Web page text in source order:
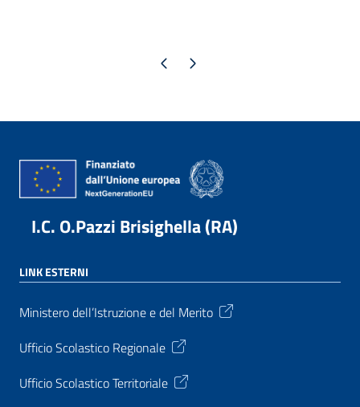
Pagina precedente
Pagina successiva
I.C. O.Pazzi Brisighella (RA)
LINK ESTERNI
Ministero dell’Istruzione e del Merito
Ufficio Scolastico Regionale
Ufficio Scolastico Territoriale